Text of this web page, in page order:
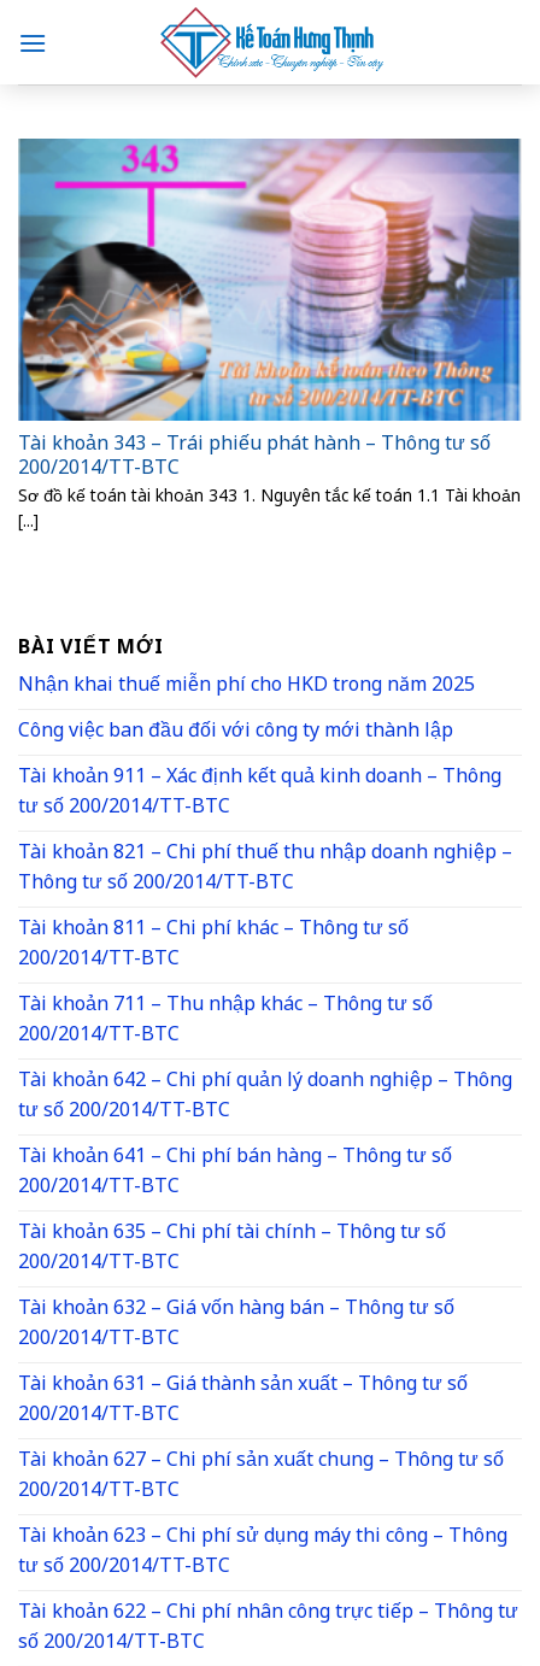
content
Tài khoản 343 – Trái phiếu phát hành – Thông tư số
200/2014/TT-BTC
Sơ đồ kế toán tài khoản 343 1. Nguyên tắc kế toán 1.1 Tài khoản
[...]
BÀI VIẾT MỚI
Nhận khai thuế miễn phí cho HKD trong năm 2025
Công việc ban đầu đối với công ty mới thành lập
Tài khoản 911 – Xác định kết quả kinh doanh – Thông
tư số 200/2014/TT-BTC
Tài khoản 821 – Chi phí thuế thu nhập doanh nghiệp –
Thông tư số 200/2014/TT-BTC
Tài khoản 811 – Chi phí khác – Thông tư số
200/2014/TT-BTC
Tài khoản 711 – Thu nhập khác – Thông tư số
200/2014/TT-BTC
Tài khoản 642 – Chi phí quản lý doanh nghiệp – Thông
tư số 200/2014/TT-BTC
Tài khoản 641 – Chi phí bán hàng – Thông tư số
200/2014/TT-BTC
Tài khoản 635 – Chi phí tài chính – Thông tư số
200/2014/TT-BTC
Tài khoản 632 – Giá vốn hàng bán – Thông tư số
200/2014/TT-BTC
Tài khoản 631 – Giá thành sản xuất – Thông tư số
200/2014/TT-BTC
Tài khoản 627 – Chi phí sản xuất chung – Thông tư số
200/2014/TT-BTC
Tài khoản 623 – Chi phí sử dụng máy thi công – Thông
tư số 200/2014/TT-BTC
Tài khoản 622 – Chi phí nhân công trực tiếp – Thông tư
số 200/2014/TT-BTC